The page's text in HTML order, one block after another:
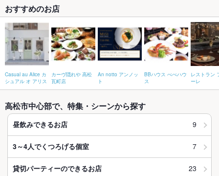
おすすめのお店
Casual au Alice カ
シュアル オ アリス
カーヴ隠れや 高松
瓦町店
An notto アンノッ
ト
BBハウス べべハウ
ス
レストラン
ーレ
高松市中心部で、特集・シーンから探す
昼飲みできるお店 9
3～4人でくつろげる個室 7
貸切パーティーのできるお店 23